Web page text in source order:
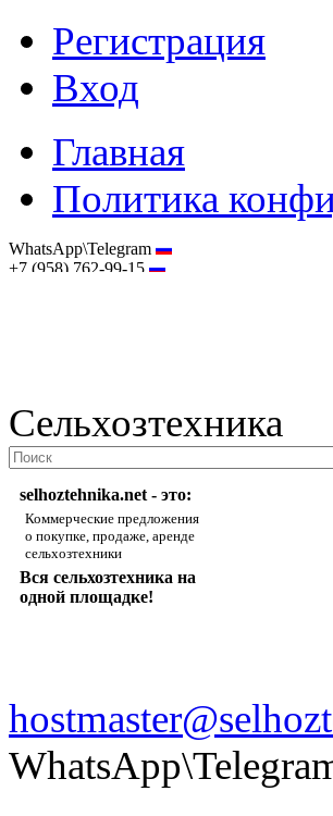
Регистрация
Вход
Главная
Политика
WhatsApp\Telegram
+7 (958) 762-99-15
Сельхозтехника
selhoztehnika.net - это:
Коммерческие предложения
о покупке, продаже, аренде
сельхозтехники
Вся сельхозтехника на
одной площадке!